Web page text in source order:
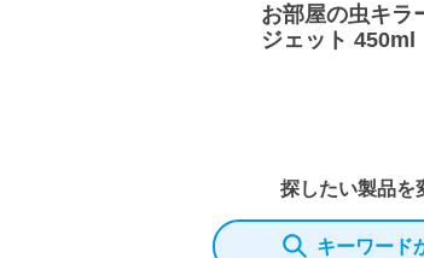
お部屋の虫キラ
ジェット 450ml
探したい製品を
キーワード